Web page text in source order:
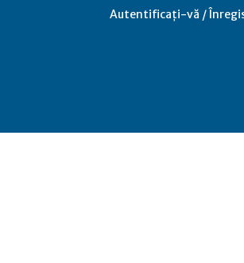
Autentificați-vă /